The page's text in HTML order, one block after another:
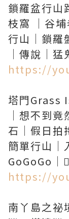
鎖羅盆行山
枝窩 ｜谷
行山｜鎖羅
https://
塔門Grass
｜想不到
石｜假日拍
簡單行山｜
https://
南丫島之祕